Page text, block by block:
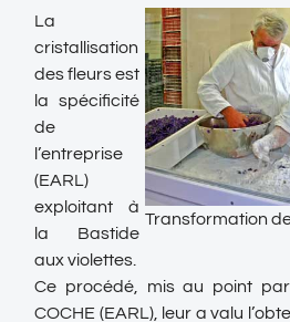
Transformation
La
cristallisation
des fleurs est
la spécificité
de
l’entreprise
(EARL)
exploitant à
la Bastide
aux violettes.
Ce procédé, mis au point
COCHE (EARL), leur a valu